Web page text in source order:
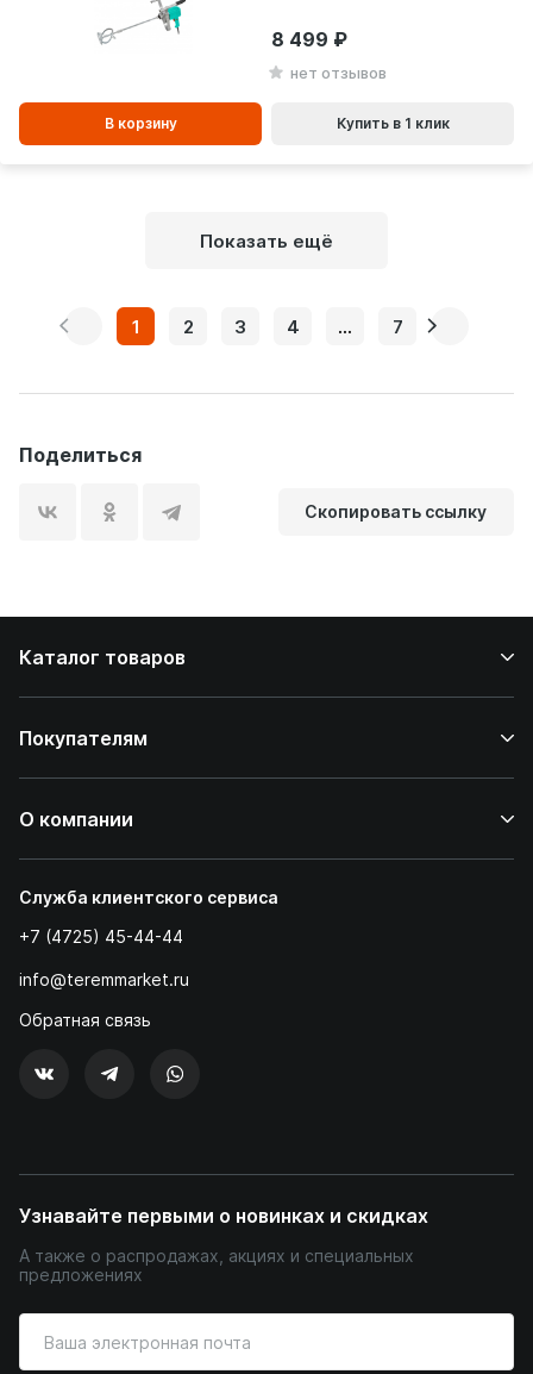
нет отзывов
8 499
В корзину Купить в 1 клик
Показать ещё
1 2 3 4 ... 7
Поделиться
Скопировать ссылку
Каталог товаров
Покупателям
О компании
Служба клиентского сервиса
+7 (4725) 45-44-44
info@teremmarket.ru
Обратная связь
Узнавайте первыми о новинках и скидках
А также о распродажах, акциях и специальных
предложениях
ваш